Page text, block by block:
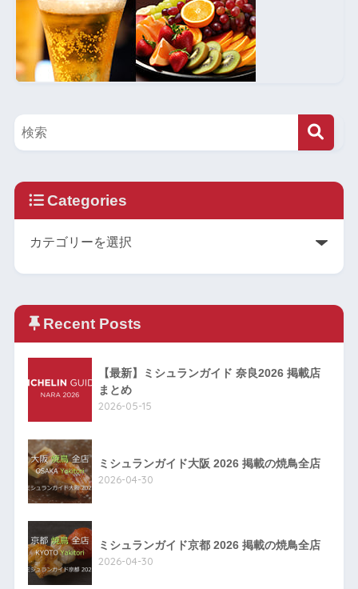
Categories
Recent Posts
【最新】ミシュランガイド 奈良2026 掲載店
まとめ
2026-05-15
ミシュランガイド大阪 2026 掲載の焼鳥全店
2026-04-30
ミシュランガイド京都 2026 掲載の焼鳥全店
2026-04-30